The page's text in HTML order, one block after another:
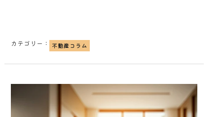
カテゴリー： 不動産コラム